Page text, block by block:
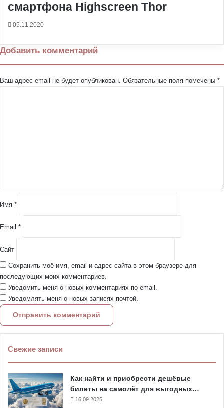
смартфона Highscreen Thor
05.11.2020
Добавить комментарий
Ваш адрес email не будет опубликован. Обязательные поля помечены *
и
йИмя *
Email *
Сайт
Сохранить моё имя, email и адрес сайта в этом браузере для
последующих моих комментариев.
Уведомить меня о новых комментариях по email.
Уведомлять меня о новых записях почтой.
Свежие записи
Как найти и приобрести дешёвые
билеты на самолёт для выгодных…
16.09.2025